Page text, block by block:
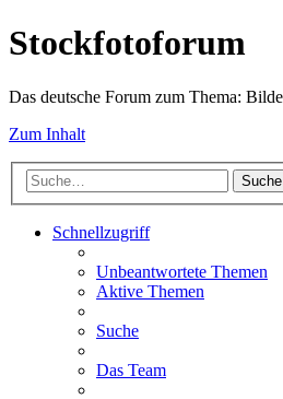
Stockfotoforum
Das deutsche Forum zum Thema:
Zum Inhalt
Suche
Schnellzugriff
Unbeantwortete Themen
Aktive Themen
Suche
Das Team